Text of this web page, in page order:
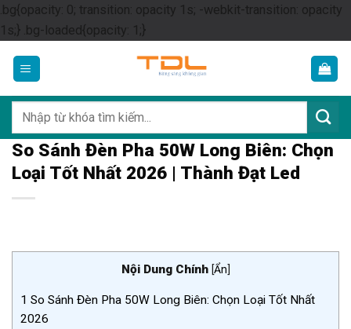
.bg{opacity: 0; transition: opacity 1s; -webkit-transition: opacity
1s;} .bg-loaded{opacity: 1;}Skip
content
kiếm:
So Sánh Đèn Pha 50W Long Biên: Chọn
Loại Tốt Nhất 2026 | Thành Đạt Led
Nội Dung Chính [Ẩn]
1 So Sánh Đèn Pha 50W Long Biên: Chọn Loại Tốt Nhất
2026